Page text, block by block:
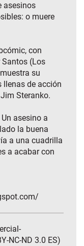
asesinos
o muere
con
Santos (Los
su
de acción
Steranko.
asesino a
la buena
a una cuadrilla
a acabar con
NC-ND 3.0 ES)